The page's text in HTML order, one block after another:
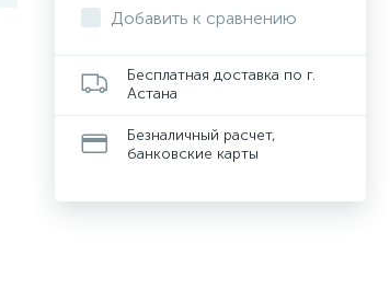
Добавить к сравнению
Бесплатная доставка по г.
Астана
Безналичный расчет,
банковские карты